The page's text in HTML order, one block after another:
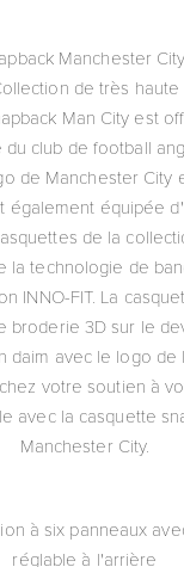
Manchester
de très haute
Man City est
du club de football
de Manchester City
également équipée
de la
la technologie de
INNO-FIT. La
broderie 3D sur le
daim avec le logo de
votre soutien à
avec la casquette
Manchester City.
à six panneaux
réglable à l'arrière